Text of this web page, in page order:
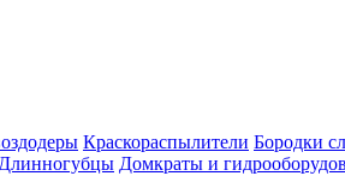
Краскораспылители Бородки
Домкраты и